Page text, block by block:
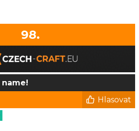
98.
name!
Hlasovat